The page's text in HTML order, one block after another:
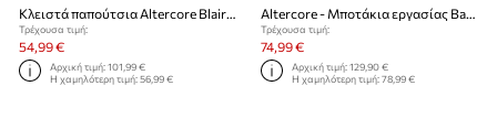
Κλειστά παπούτσια Altercore Blair Vegan
Τρέχουσα τιμή:
54,99 €
Αρχική τιμή:101,99 €
Η χαμηλότερη τιμή:56,99 €
Altercore - Μποτάκια εργασίας Bartel
Τρέχουσα τιμή:
74,99 €
Αρχική τιμή:129,90 €
Η χαμηλότερη τιμή:78,99 €